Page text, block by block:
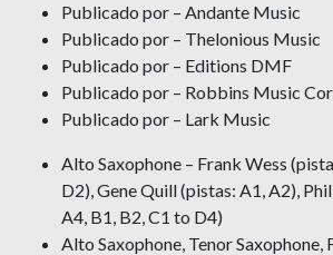
Publicado por – Andante Music
Publicado por – Thelonious Music
Publicado por – Editions DMF
Publicado por – Robbins Music
Publicado por – Lark Music
Alto Saxophone – Frank Wess
D2), Gene Quill (pistas: A1, A2),
A4, B1, B2, C1 to D4)
Alto Saxophone, Tenor Saxophone,